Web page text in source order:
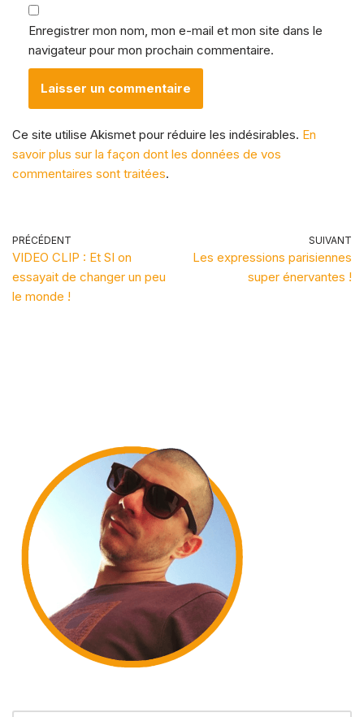
Enregistrer mon nom, mon e-mail et mon site dans le
navigateur pour mon prochain commentaire.
Ce site utilise Akismet pour réduire les indésirables. En
savoir plus sur la façon dont les données de vos
commentaires sont traitées.
PRÉCÉDENT
VIDEO CLIP : Et SI on
essayait de changer un peu
le monde !
SUIVANT
Les expressions parisiennes
super énervantes !